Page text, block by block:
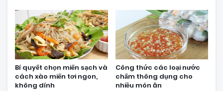
Bí quyết chọn miến sạch và
cách xào miến tơi ngon,
không dính
Công thức các loại nước
chấm thông dụng cho
nhiều món ăn